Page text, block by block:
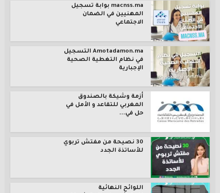
macnss.ma بوابة تسجيل
المهنيين في الضمان
الاجتماعي
Amotadamon.ma التسجيل
في نظام التغطية الصحية
الإجبارية
أزمة وشيكة بالصندوق
المغربي للتقاعد و الأمل في
حل في...
30 نصيحة من مفتش تربوي
للأساتذة الجدد
اللوائح النهائية